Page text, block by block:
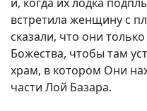
встретила женщину с
сказали, что они
Божества, чтобы там
храм, в котором Они
части Лой Базара.